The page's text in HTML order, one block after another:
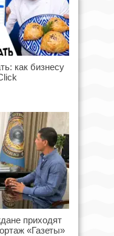
как бизнесу
приходят
«Газеты»